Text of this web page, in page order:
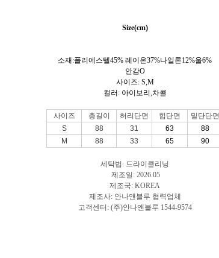
Size(cm)
소재:폴리에스텔45% 레이온37%나일론12%울6%
안감O
사이즈: S,M
컬러: 아이보리,차콜
사이즈 총길이 허리단면 힙단면
밑단단면
S
88 31 63
88
M
88 33 65 90
세탁법: 드라이클리닝
제조일: 2026.05
제조국: KOREA
제조사: 안나앤블루 협력업체
고객센터: (주)안나앤블루 1544-9574